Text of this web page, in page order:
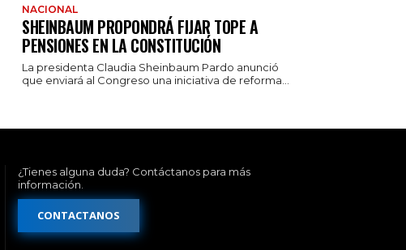
NACIONAL
SHEINBAUM PROPONDRÁ FIJAR TOPE A
PENSIONES EN LA CONSTITUCIÓN
La presidenta Claudia Sheinbaum Pardo anunció
que enviará al Congreso una iniciativa de reforma...
¿Tienes alguna duda? Contáctanos para más
información.
CONTACTANOS